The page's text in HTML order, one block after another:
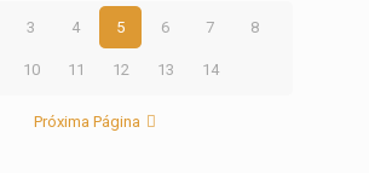
3 4 5 6 7 8
10 11 12 13 14
Próxima Página